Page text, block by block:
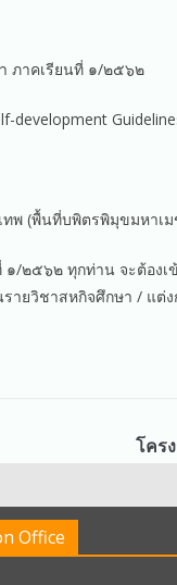
ภาคเรียนที่ ๑/๒๕๖๒
พ (พื้นที่บพิตรพิมุขมหาเ
/๒๕๖๒ ทุกท่าน จะต้องเ
ยวิชาสหกิจศึกษา / แต่ง
โคร
Office